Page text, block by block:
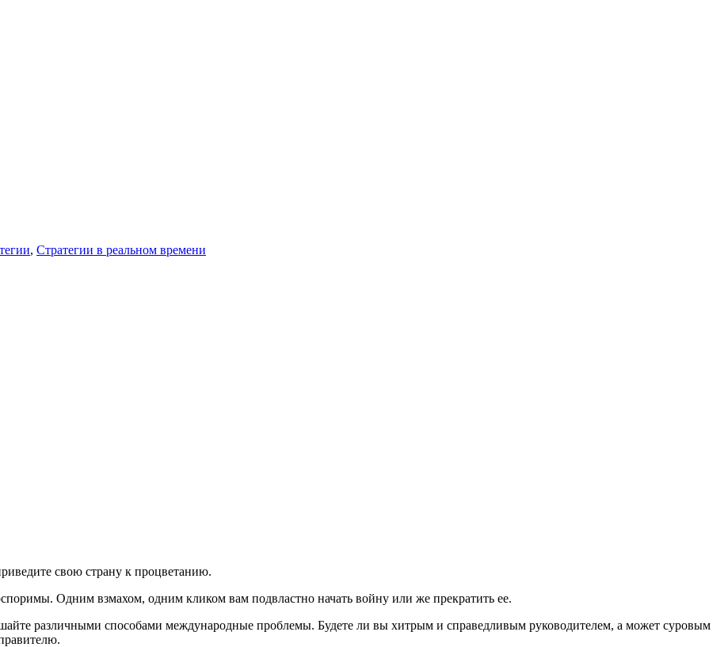
, Стратегии в реальном времени
свою страну к процветанию.
Одним взмахом, одним кликом вам подвластно начать войну или же прекратить ее.
различными способами международные проблемы. Будете ли вы хитрым и справедливым руководителем, а может суровым